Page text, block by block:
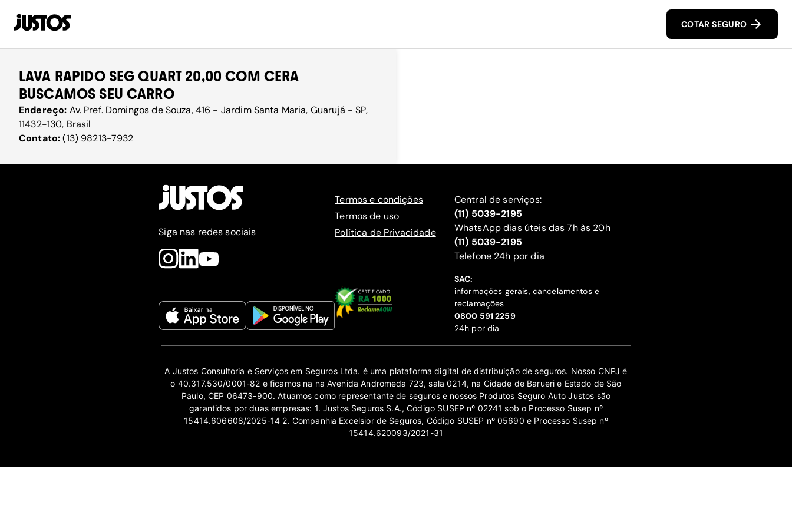
COTAR SEGURO
LAVA RAPIDO SEG QUART 20,00 COM CERA
BUSCAMOS SEU CARRO
Endereço: Av. Pref. Domingos de Souza, 416 - Jardim Santa Maria, Guarujá - SP,
11432-130, Brasil
Contato:(13) 98213-7932
Siga nas redes sociais
Termos e condições
Termos de uso
Política de Privacidade
Central de serviços:
(11) 5039-2195
WhatsApp dias úteis das 7h às 20h
(11) 5039-2195
‍Telefone 24h por dia
SAC:
informações gerais, cancelamentos e
reclamações
‍0800 591 2259
24h por dia
A Justos Consultoria e Serviços em Seguros Ltda. é uma plataforma digital de distribuição de seguros. Nosso CNPJ é
o 40.317.530/0001-82 e ficamos na na Avenida Andromeda 723, sala 0214, na Cidade de Barueri e Estado de São
Paulo, CEP 06473-900. Atuamos como representante de seguros e nossos Produtos Seguro Auto Justos são
garantidos por duas empresas: 1. Justos Seguros S.A., Código SUSEP nº 02241 sob o Processo Susep nº
15414.606608/2025-14 2. Companhia Excelsior de Seguros, Código SUSEP nº 05690 e Processo Susep nº
15414.620093/2021-31